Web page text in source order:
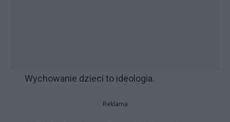
Wychowanie dzieci to ideologia.
Reklama